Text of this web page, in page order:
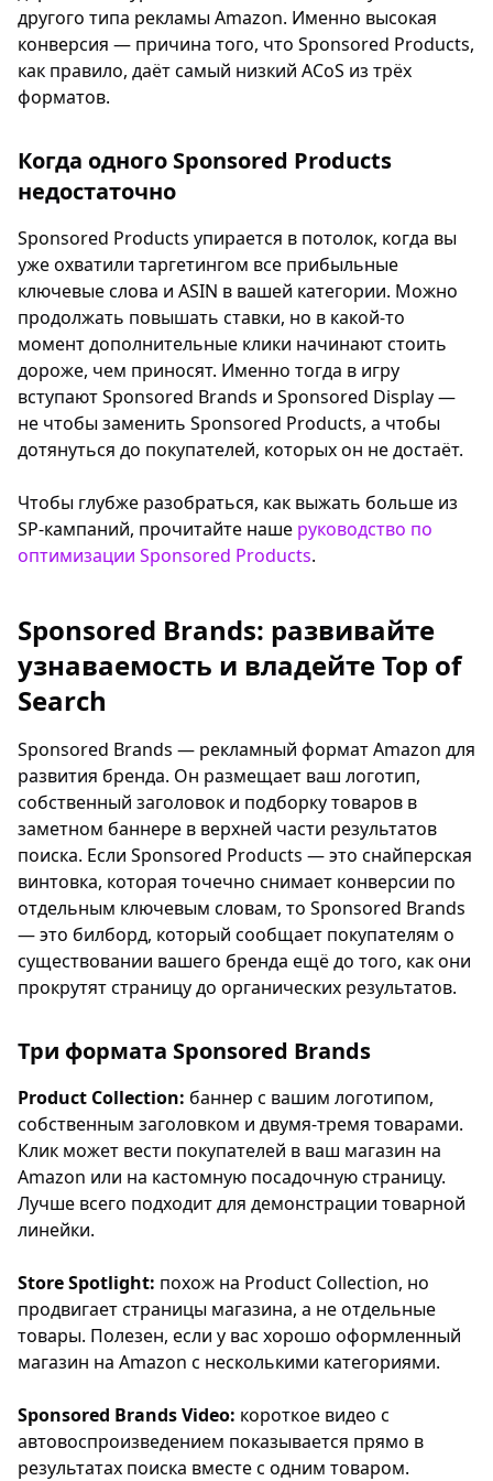
другого типа рекламы Amazon. Именно высокая
конверсия — причина того, что Sponsored Products,
как правило, даёт самый низкий ACoS из трёх
форматов.
Когда одного Sponsored Products
недостаточно
Sponsored Products упирается в потолок, когда вы
уже охватили таргетингом все прибыльные
ключевые слова и ASIN в вашей категории. Можно
продолжать повышать ставки, но в какой-то
момент дополнительные клики начинают стоить
дороже, чем приносят. Именно тогда в игру
вступают Sponsored Brands и Sponsored Display —
не чтобы заменить Sponsored Products, а чтобы
дотянуться до покупателей, которых он не достаёт.
Чтобы глубже разобраться, как выжать больше из
SP-кампаний, прочитайте наше руководство по
оптимизации Sponsored Products.
Sponsored Brands: развивайте
узнаваемость и владейте Top of
Search
Sponsored Brands — рекламный формат Amazon для
развития бренда. Он размещает ваш логотип,
собственный заголовок и подборку товаров в
заметном баннере в верхней части результатов
поиска. Если Sponsored Products — это снайперская
винтовка, которая точечно снимает конверсии по
отдельным ключевым словам, то Sponsored Brands
— это билборд, который сообщает покупателям о
существовании вашего бренда ещё до того, как они
прокрутят страницу до органических результатов.
Три формата Sponsored Brands
Product Collection: баннер с вашим логотипом,
собственным заголовком и двумя-тремя товарами.
Клик может вести покупателей в ваш магазин на
Amazon или на кастомную посадочную страницу.
Лучше всего подходит для демонстрации товарной
линейки.
Store Spotlight: похож на Product Collection, но
продвигает страницы магазина, а не отдельные
товары. Полезен, если у вас хорошо оформленный
магазин на Amazon с несколькими категориями.
Sponsored Brands Video: короткое видео с
автовоспроизведением показывается прямо в
результатах поиска вместе с одним товаром.